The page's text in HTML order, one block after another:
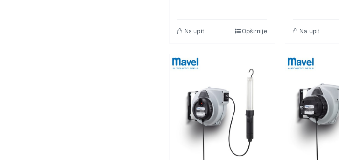
Na upit Opširnije Na upit